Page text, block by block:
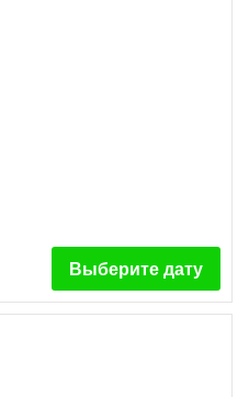
Выберите дату